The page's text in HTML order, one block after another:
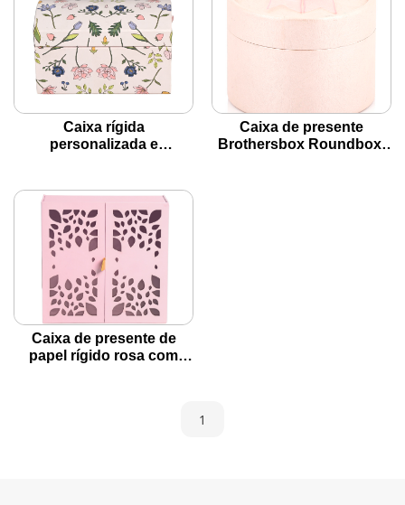
Caixa rígida
personalizada e
Caixa de presente
Brothersbox Roundbox-
Caixa de presente de
papel rígido rosa com
1